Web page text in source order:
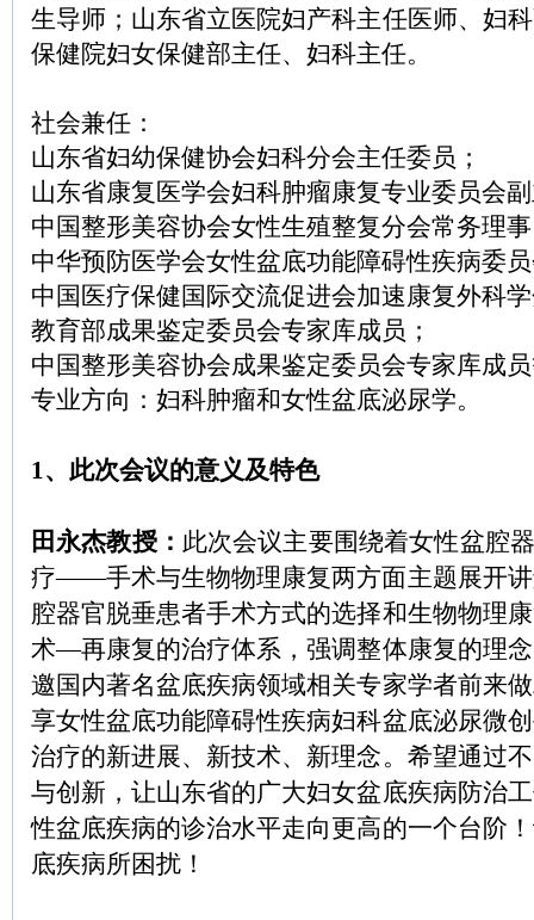
生导师；山东省立医院妇产科主任医师、妇
保健院妇女保健部主任、妇科主任。
社会兼任：
山东省妇幼保健协会妇科分会主任委员；
山东省康复医学会妇科肿瘤康复专业委员会
中国整形美容协会女性生殖整复分会常务理
中华预防医学会女性盆底功能障碍性疾病委
中国医疗保健国际交流促进会加速康复外科
教育部成果鉴定委员会专家库成员；
中国整形美容协会成果鉴定委员会专家库成
专业方向：妇科肿瘤和女性盆底泌尿学。
1、 此次会议的意义及特色
田永杰教授： 此次会议主要围绕着女性盆腔
疗——手术与生物物理康复两方面主题展开
腔器官脱垂患者手术方式的选择和生物物理
术—再康复的治疗体系，强调整体康复的理
邀国内著名盆底疾病领域相关专家学者前来
享女性盆底功能障碍性疾病妇科盆底泌尿微
治疗的新进展、新技术、新理念。希望通过
与创新，让山东省的广大妇女盆底疾病防治
性盆底疾病的诊治水平走向更高的一个台阶
底疾病所困扰！